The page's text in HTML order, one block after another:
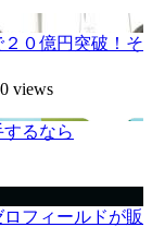
０億円突破！そ
views
るなら
フィールドが販